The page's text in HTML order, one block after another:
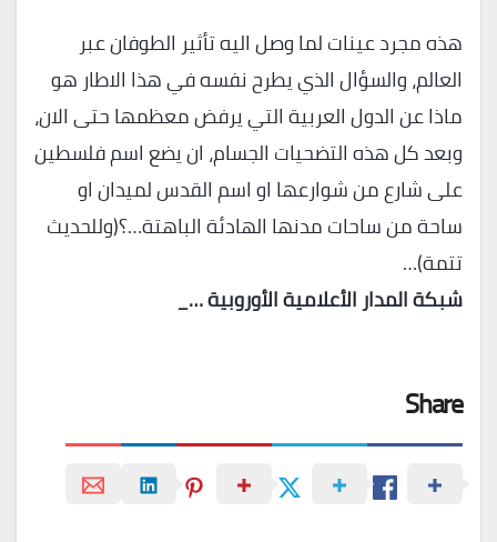
هذه مجرد عينات لما وصل اليه تأثير الطوفان عبر
العالم، والسؤال الذي يطرح نفسه في هذا الاطار هو
ماذا عن الدول العربية التي يرفض معظمها حتى الان،
وبعد كل هذه التضحيات الجسام، ان يضع اسم فلسطين
على شارع من شوارعها او اسم القدس لميدان او
ساحة من ساحات مدنها الهادئة الباهتة…؟(وللحديث
تتمة)…
شبكة المدار الأعلامية الأوروبية …_
Share